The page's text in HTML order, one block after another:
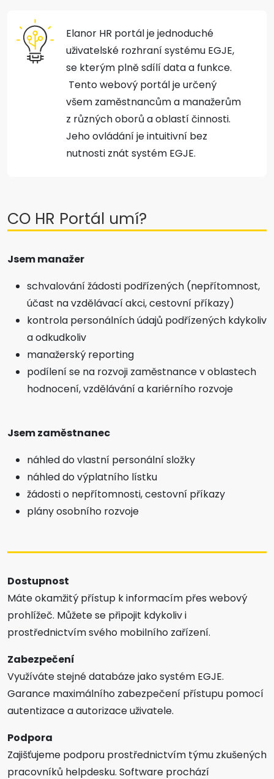
Elanor HR portál je jednoduché
uživatelské rozhraní systému EGJE,
se kterým plně sdílí data a funkce.
Tento webový portál je určený
všem zaměstnancům a manažerům
z různých oborů a oblastí činnosti.
Jeho ovládání je intuitivní bez
nutnosti znát systém EGJE.
CO HR Portál umí?
Jsem manažer
schvalování žádosti podřízených (nepřítomnost,
účast na vzdělávací akci, cestovní příkazy)
kontrola personálních údajů podřízených kdykoliv
a odkudkoliv
manažerský reporting
podílení se na rozvoji zaměstnance v oblastech
hodnocení, vzdělávání a kariérního rozvoje
Jsem zaměstnanec
náhled do vlastní personální složky
náhled do výplatního lístku
žádosti o nepřítomnosti, cestovní příkazy
plány osobního rozvoje
Dostupnost
Máte okamžitý přístup k informacím přes webový
prohlížeč. Můžete se připojit kdykoliv i
prostřednictvím svého mobilního zařízení.
Zabezpečení
Využíváte stejné databáze jako systém EGJE.
Garance maximálního zabezpečení přístupu pomocí
autentizace a autorizace uživatele.
Podpora
Zajišťujeme podporu prostřednictvím týmu zkušených
pracovníků helpdesku. Software prochází